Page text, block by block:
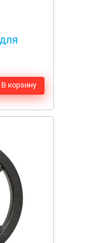
В корзину